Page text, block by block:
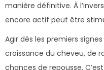
manière définitive. À
encore actif peut être
Agir dès les premiers
croissance du cheveu, de
chances de repousse.